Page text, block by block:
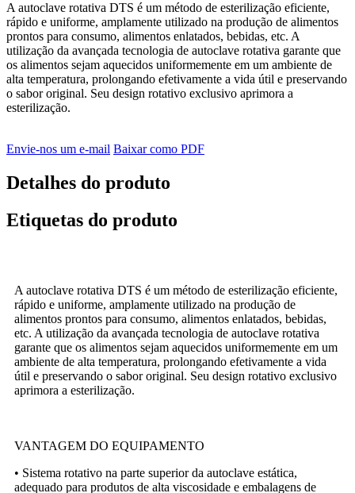
A autoclave rotativa DTS é um método de esterilização eficiente,
rápido e uniforme, amplamente utilizado na produção de alimentos
prontos para consumo, alimentos enlatados, bebidas, etc. A
utilização da avançada tecnologia de autoclave rotativa garante que
os alimentos sejam aquecidos uniformemente em um ambiente de
alta temperatura, prolongando efetivamente a vida útil e preservando
o sabor original. Seu design rotativo exclusivo aprimora a
esterilização.
Envie-nos um e-mail Baixar como PDF
Detalhes do produto
Etiquetas do produto
A autoclave rotativa DTS é um método de esterilização eficiente,
rápido e uniforme, amplamente utilizado na produção de
alimentos prontos para consumo, alimentos enlatados, bebidas,
etc. A utilização da avançada tecnologia de autoclave rotativa
garante que os alimentos sejam aquecidos uniformemente em um
ambiente de alta temperatura, prolongando efetivamente a vida
útil e preservando o sabor original. Seu design rotativo exclusivo
aprimora a esterilização.
VANTAGEM DO EQUIPAMENTO
• Sistema rotativo na parte superior da autoclave estática,
adequado para produtos de alta viscosidade e embalagens de